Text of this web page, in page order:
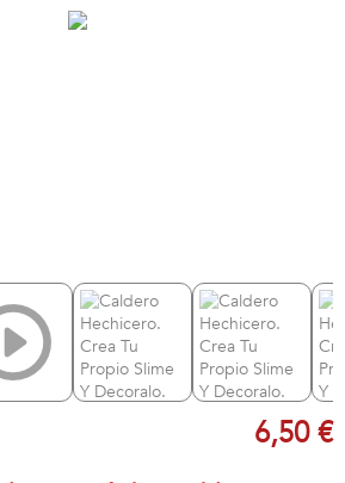
6,50 €